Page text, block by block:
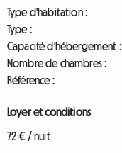
Type d'habitation :
Type :
Capacité d'hébergement :
Nombre de chambres :
Référence :
Loyer et conditions
72 € / nuit